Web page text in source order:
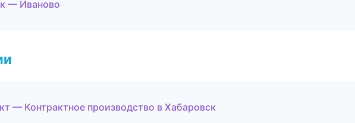
— Иваново
— Контрактное производство в Хабаровск